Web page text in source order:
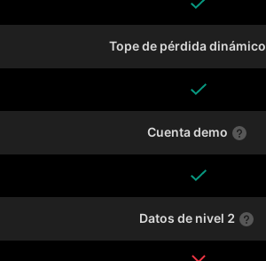
Tope de pérdida dinámico
Cuenta demo
Datos de nivel 2